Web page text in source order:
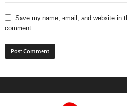
Save my name, email, and website in
comment.